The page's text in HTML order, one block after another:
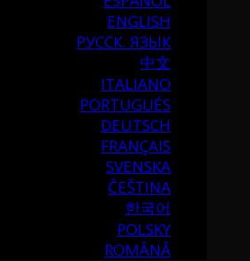
ENGLISH
РУССК. ЯЗЫК
中文
ITALIANO
PORTUGUÉS
DEUTSCH
FRANÇAIS
SVENSKA
ČEŠTINA
한국어
POLSKY
ROMÂNĂ